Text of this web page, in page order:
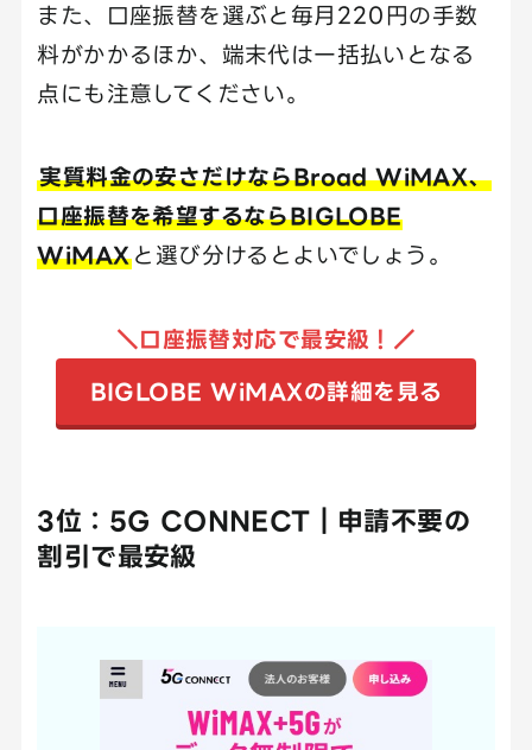
また、口座振替を選ぶと毎月220円の手数
料がかかるほか、端末代は一括払いとなる
点にも注意してください。
実質料金の安さだけならBroad WiMAX、
口座振替を希望するならBIGLOBE
WiMAX と選び分けるとよいでしょう。
＼口座振替対応で最安級！／
BIGLOBE WiMAXの詳細を見る
3位：5G CONNECT｜申請不要の
割引で最安級